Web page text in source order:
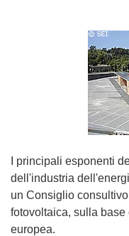
I principali esponenti
dell'industria
un Consiglio
fotovoltaica, sulla
europea.